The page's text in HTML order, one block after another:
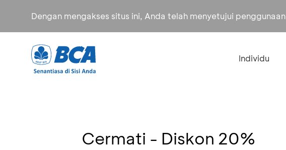
Dengan mengakses situs ini, Anda telah menyetujui penggunaan
Individu
Cermati - Diskon 20%